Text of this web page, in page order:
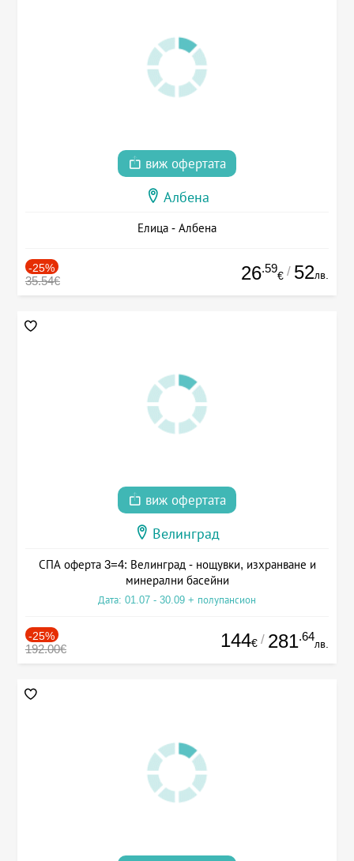
виж офертата
Албена
Елица - Албена
-25%
35.54€ 26.59
€ / 52лв.
виж офертата
Велинград
СПА оферта 3=4: Велинград - нощувки, изхранване и
минерални басейни
Дата: 01.07 - 30.09 + полупансион
-25%
192.00€ 144€ / 281.64
лв.